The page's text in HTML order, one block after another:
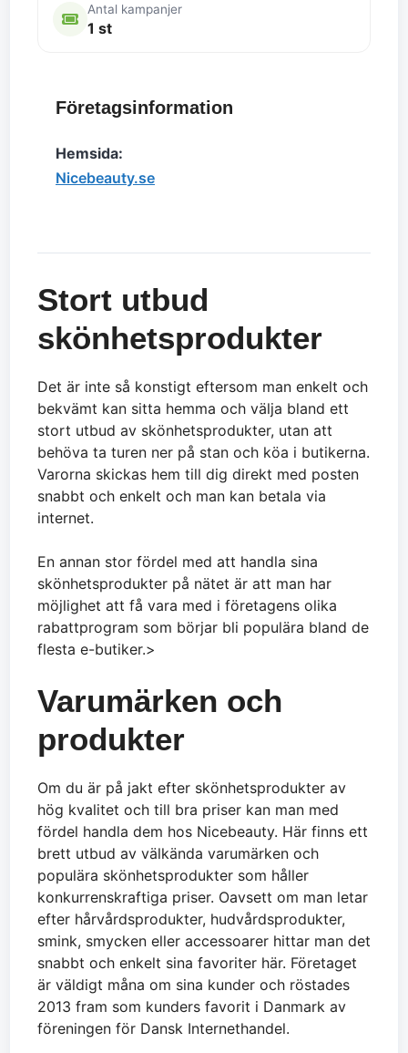
Antal kampanjer
1 st
Företagsinformation
Hemsida:
Nicebeauty.se
Stort utbud
skönhetsprodukter
Det är inte så konstigt eftersom man enkelt och
bekvämt kan sitta hemma och välja bland ett
stort utbud av skönhetsprodukter, utan att
behöva ta turen ner på stan och köa i butikerna.
Varorna skickas hem till dig direkt med posten
snabbt och enkelt och man kan betala via
internet.
En annan stor fördel med att handla sina
skönhetsprodukter på nätet är att man har
möjlighet att få vara med i företagens olika
rabattprogram som börjar bli populära bland de
flesta e-butiker.>
Varumärken och
produkter
Om du är på jakt efter skönhetsprodukter av
hög kvalitet och till bra priser kan man med
fördel handla dem hos Nicebeauty. Här finns ett
brett utbud av välkända varumärken och
populära skönhetsprodukter som håller
konkurrenskraftiga priser. Oavsett om man letar
efter hårvårdsprodukter, hudvårdsprodukter,
smink, smycken eller accessoarer hittar man det
snabbt och enkelt sina favoriter här. Företaget
är väldigt måna om sina kunder och röstades
2013 fram som kunders favorit i Danmark av
föreningen för Dansk Internethandel.